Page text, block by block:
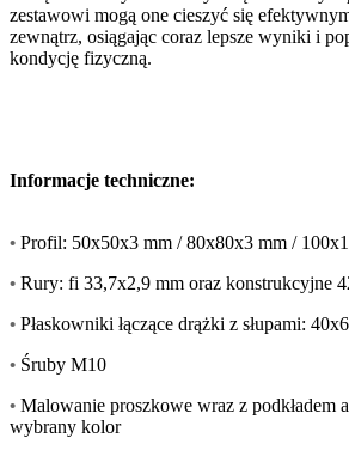
zestawowi mogą one cieszyć się
zewnątrz, osiągając coraz lepsze wyniki i
kondycję fizyczną.
Informacje techniczne:
• Profil: 50x50x3 mm / 80x80x3 mm /
• Rury: fi 33,7x2,9 mm oraz konstrukcyjne
• Płaskowniki łączące drążki z słupami:
• Śruby M10
• Malowanie proszkowe wraz z podkładem
wybrany kolor